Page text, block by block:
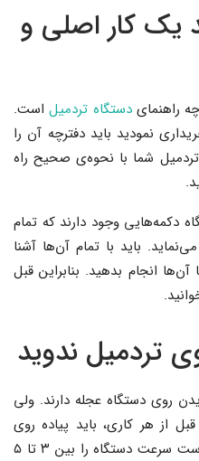
یک کار اصلی و
راهنمایدستگاه تردمیلاست.
نمودید باید دفترچه آن را
تردمیل شما با نحوه‌ی صحیح راه
دکمه‌هایی وجود دارند که تمام
باید با تمام آن‌ها آشنا
انجام بدهید. بنابراین قبل
تردمیل ندوید
روی دستگاه عجله دارند. ولی
از هر کاری، باید پیاده روی
ساده را روی آن انجام دهید. بهتر است سرعت دستگاه را بین ۳ تا ۵